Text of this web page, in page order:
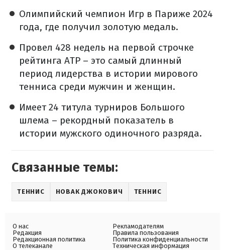
Олимпийский чемпион Игр в Париже 2024
года, где получил золотую медаль.
Провел 428 недель на первой строчке
рейтинга ATP – это самый длинный
период лидерства в истории мирового
тенниса среди мужчин и женщин.
Имеет 24 титула турниров Большого
шлема – рекордный показатель в
истории мужского одиночного разряда.
Связанные темы:
ТЕННИС НОВАК ДЖОКОВИЧ ТЕННИС
О нас
Редакция
Редакционная политика
О телеканале
Рекламодателям
Правила пользования
Политика конфиденциальности
Техническая информация